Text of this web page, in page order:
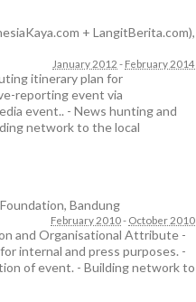
+ LangitBerita.com),
January 2012 - February 2014
itinerary plan for
reporting event via
event.. - News hunting and
network to the local
, Bandung
February 2010- October 2010
and Organisational Attribute -
internal and press purposes. -
of event. - Building network to